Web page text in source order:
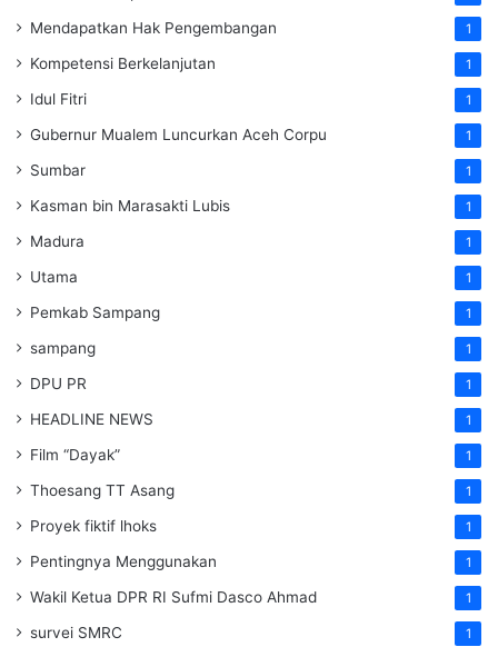
Mendapatkan Hak Pengembangan 1
Kompetensi Berkelanjutan 1
Idul Fitri 1
Gubernur Mualem Luncurkan Aceh Corpu 1
Sumbar 1
Kasman bin Marasakti Lubis 1
Madura 1
Utama 1
Pemkab Sampang 1
sampang 1
DPU PR 1
HEADLINE NEWS 1
Film “Dayak” 1
Thoesang TT Asang 1
Proyek fiktif lhoks 1
Pentingnya Menggunakan 1
Wakil Ketua DPR RI Sufmi Dasco Ahmad 1
survei SMRC 1